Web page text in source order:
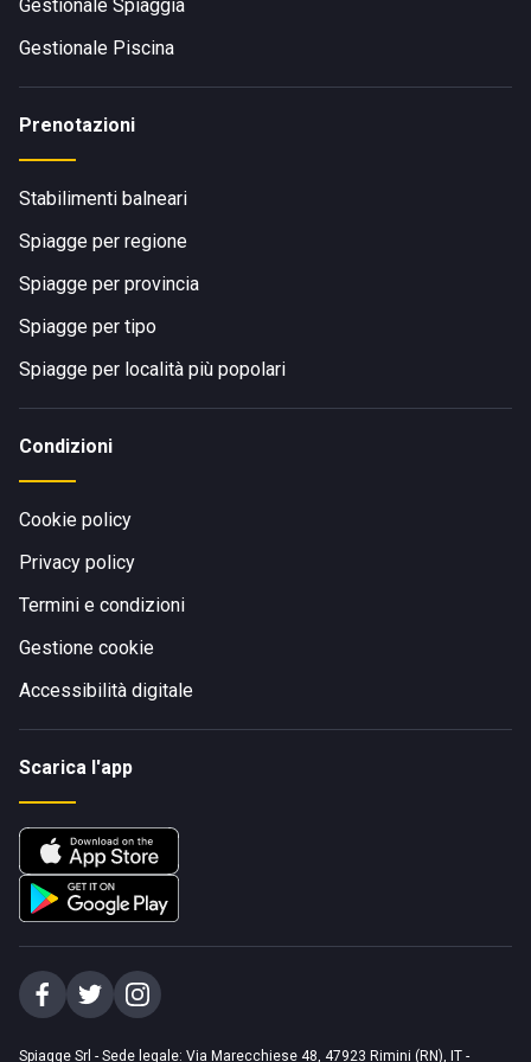
Gestionale Spiaggia
Gestionale Piscina
Prenotazioni
Stabilimenti balneari
Spiagge per regione
Spiagge per provincia
Spiagge per tipo
Spiagge per località più popolari
Condizioni
Cookie policy
Privacy policy
Termini e condizioni
Gestione cookie
Accessibilità digitale
Scarica l'app
Spiagge Srl - Sede legale: Via Marecchiese 48, 47923 Rimini (RN), IT -